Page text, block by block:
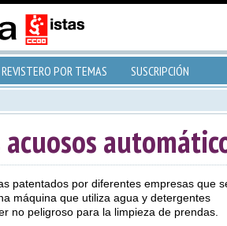
REVISTERO POR TEMAS SUSCRIPCIÓN
patentados por diferentes empresas que
máquina que utiliza agua y detergentes
no peligroso para la limpieza de prendas.